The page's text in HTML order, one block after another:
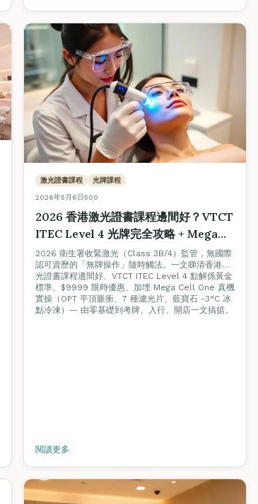
激光證書課程 光牌課程
2026年5月6日500
2026 香港激光證書課程邊間好？VTCT
ITEC Level 4 光牌完全攻略 + Mega
Cell One 實機教學
2026 衛生署收緊激光（Class 3B/4）監管，無國際
認可資歷的「無牌操作」隨時觸法。一文睇清香港激
光證書課程邊間好、VTCT ITEC Level 4 點解係黃金
標準、$9999 限時優惠、加埋 Mega Cell One 真機
實操（OPT 平頂脈衝、7 種濾光片、藍寶石 -3°C 冰
點冷凍）— 由零基礎到考牌、入行、開店一文搞掂。
閱讀更多